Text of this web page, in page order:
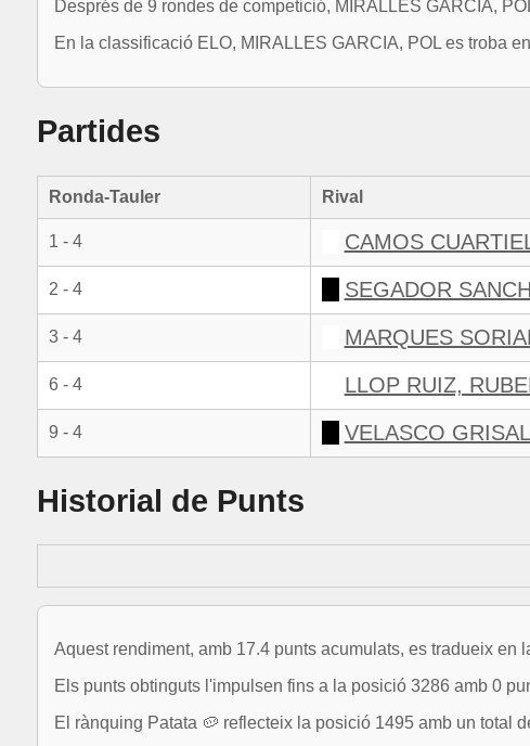
Després de 9 rondes de competició, MIRALLES GARCIA,
En la classificació ELO, MIRALLES GARCIA, POL es troba
Partides
Ronda-Tauler Rival
1 - 4 CAMOS
2 - 4 SEGADOR
3 - 4 MARQUES
6 - 4 LLOP RUIZ,
9 - 4 VELASCO
Historial de Punts
Aquest rendiment, amb 17.4 punts acumulats, es tradueix en
Els punts obtinguts l'impulsen fins a la posició 3286 amb 0
El rànquing Patata 🥔 reflecteix la posició 1495 amb un total